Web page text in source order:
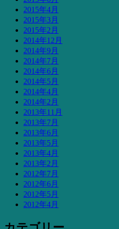
2015年4月
2015年3月
2015年2月
2014年12月
2014年9月
2014年7月
2014年6月
2014年5月
2014年4月
2014年2月
2013年11月
2013年7月
2013年6月
2013年5月
2013年4月
2013年2月
2012年7月
2012年6月
2012年5月
2012年4月